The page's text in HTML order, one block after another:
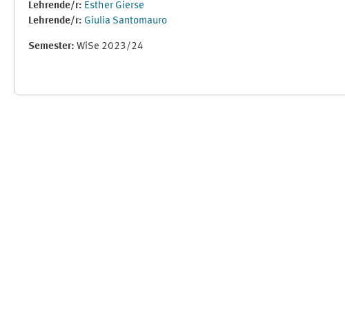
Lehrende/r: Esther Gierse
Lehrende/r: Giulia Santomauro
Semester: WiSe 2023/24